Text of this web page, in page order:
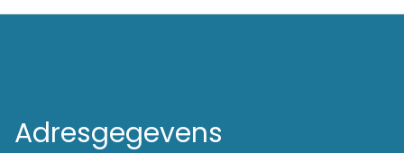
Adresgegevens